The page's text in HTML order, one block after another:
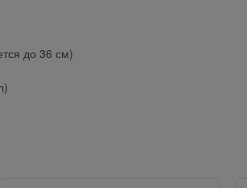
до 36 см)